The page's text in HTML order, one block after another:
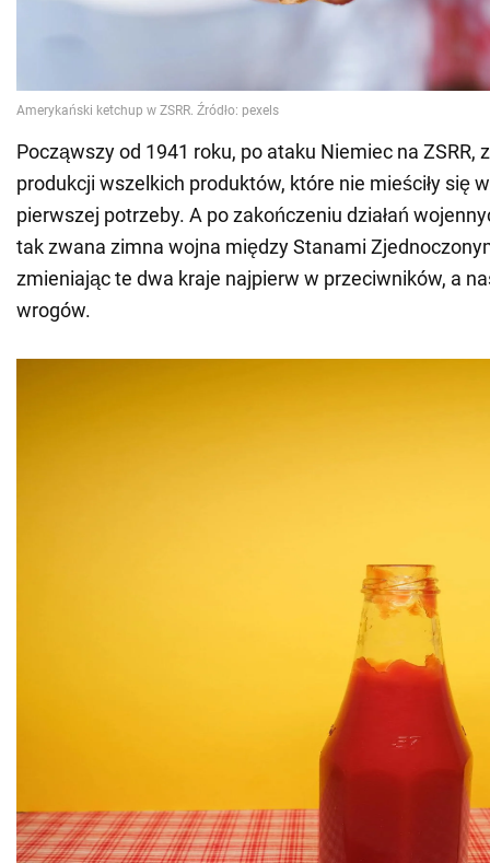
Począwszy od 1941 roku, po ataku Niemiec na ZSRR,
produkcji wszelkich produktów, które nie mieściły się
pierwszej potrzeby. A po zakończeniu działań
tak zwana zimna wojna między Stanami
zmieniając te dwa kraje najpierw w przeciwników, a
wrogów.